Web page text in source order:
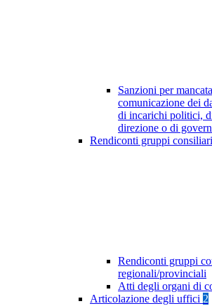
Sanzioni per
comunicazione dei
di incarichi politici,
direzione o di
Rendiconti gruppi
Rendiconti gruppi
regionali/provinciali
Atti degli organi di
Articolazione degli uffici 2